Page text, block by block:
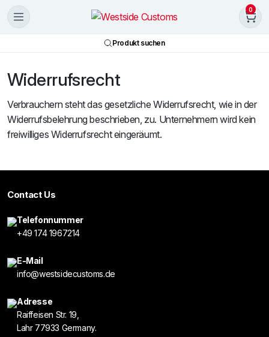
0
Produkt suchen
Widerrufsrecht
Verbrauchern steht das gesetzliche Widerrufsrecht, wie in der
Widerrufsbelehrung beschrieben, zu. Unternehmern wird kein
freiwilliges Widerrufsrecht eingeräumt.
Contact Us
Telefonnummer
+49 174 1967214
E-Mail
info@westsidecustoms.de
Adresse
Raiffeisen Str. 19,
Lahr 77933 Germany.